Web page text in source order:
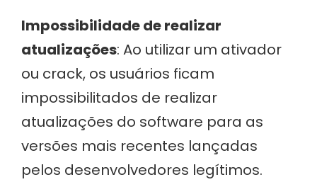
Impossibilidade de realizar
atualizações: Ao utilizar um ativador
ou crack, os usuários ficam
impossibilitados de realizar
atualizações do software para as
versões mais recentes lançadas
pelos desenvolvedores legítimos.